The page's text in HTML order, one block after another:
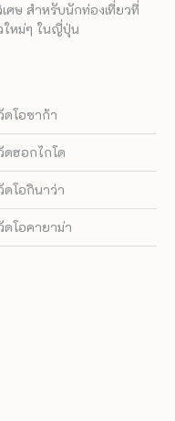
ศษ สำหรับนักท่องเที่ยวที่
ใหม่ๆ ในญี่ปุ่น
ดโอซาก้า
ดฮอกไกโด
ดโอกินาว่า
ดโอคายาม่า